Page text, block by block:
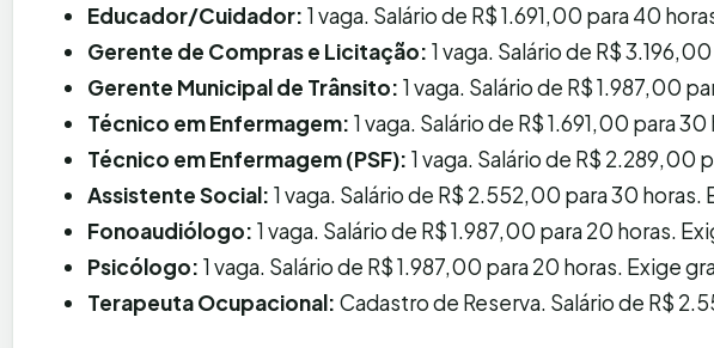
Educador/Cuidador: 1 vaga. Salário de R$ 1.691,00 para 40
Gerente de Compras e Licitação: 1 vaga. Salário de R$
Gerente Municipal de Trânsito: 1 vaga. Salário de R$ 1.987,00
Técnico em Enfermagem: 1 vaga. Salário de R$ 1.691,00 para
Técnico em Enfermagem (PSF): 1 vaga. Salário de R$ 2.289,00
Assistente Social: 1 vaga. Salário de R$ 2.552,00 para 30 horas.
Fonoaudiólogo: 1 vaga. Salário de R$ 1.987,00 para 20 horas.
Psicólogo: 1 vaga. Salário de R$ 1.987,00 para 20 horas. Exige
Terapeuta Ocupacional: Cadastro de Reserva. Salário de R$